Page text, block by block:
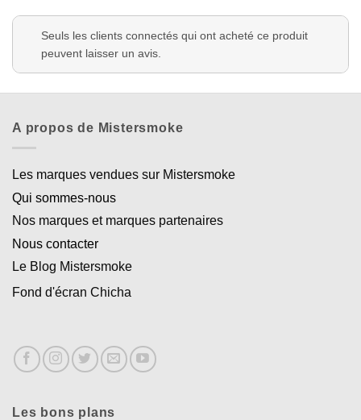
Seuls les clients connectés qui ont acheté ce produit
peuvent laisser un avis.
A propos de Mistersmoke
Les marques vendues sur Mistersmoke
Qui sommes-nous
Nos marques et marques partenaires
Nous contacter
Le Blog Mistersmoke
Fond d'écran Chicha
Les bons plans